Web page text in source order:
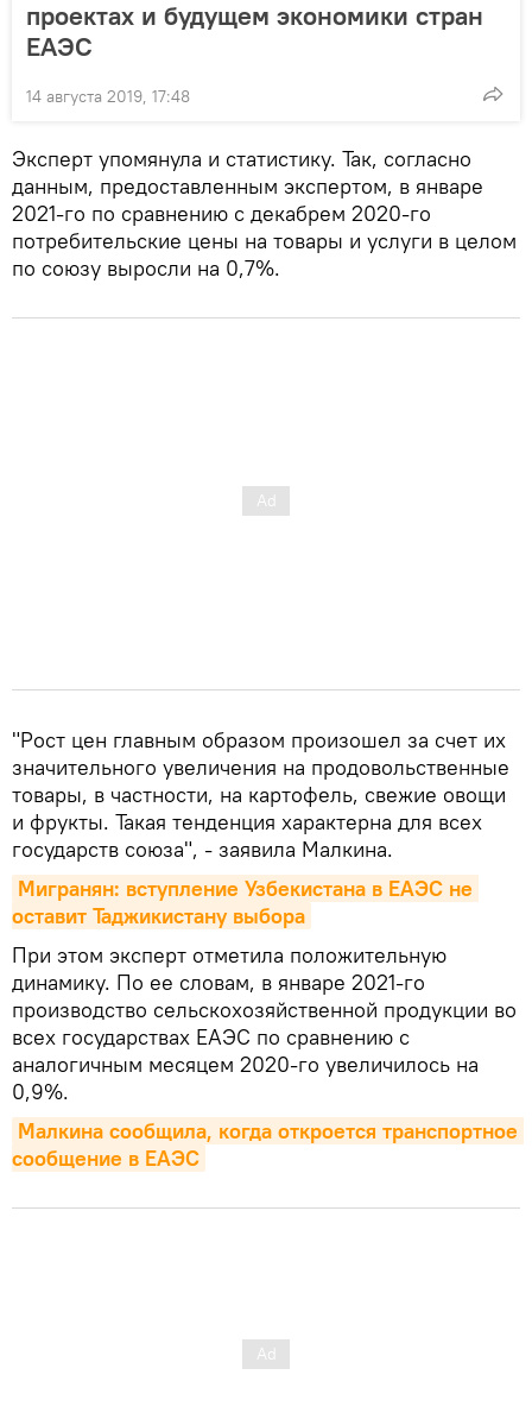
проектах и будущем экономики стран
ЕАЭС
14 августа 2019, 17:48
Эксперт упомянула и статистику. Так, согласно
данным, предоставленным экспертом, в январе
2021-го по сравнению с декабрем 2020-го
потребительские цены на товары и услуги в целом
по союзу выросли на 0,7%.
"Рост цен главным образом произошел за счет их
значительного увеличения на продовольственные
товары, в частности, на картофель, свежие овощи
и фрукты. Такая тенденция характерна для всех
государств союза", - заявила Малкина.
Мигранян: вступление Узбекистана в ЕАЭС не
оставит Таджикистану выбора
При этом эксперт отметила положительную
динамику. По ее словам, в январе 2021-го
производство сельскохозяйственной продукции во
всех государствах ЕАЭС по сравнению с
аналогичным месяцем 2020-го увеличилось на
0,9%.
Малкина сообщила, когда откроется транспортное
сообщение в ЕАЭС